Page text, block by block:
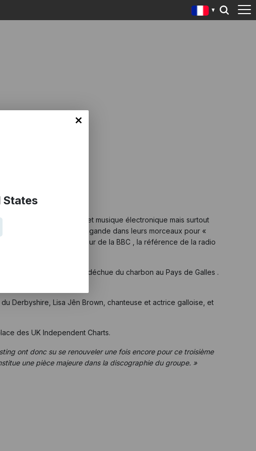
States
instruments à cordes et musique électronique mais surtout
et des sons de propagande dans leurs morceaux pour «
un ancien producteur de la BBC , la référence de la radio
fois ci,de l’industrie déchue du charbon au Pays de Galles .
.
Derbyshire, Lisa Jên Brown, chanteuse et actrice galloise, et
des UK Independent Charts.
ont donc su se renouveler une fois encore pour ce troisième
une pièce majeure dans la discographie du groupe. »